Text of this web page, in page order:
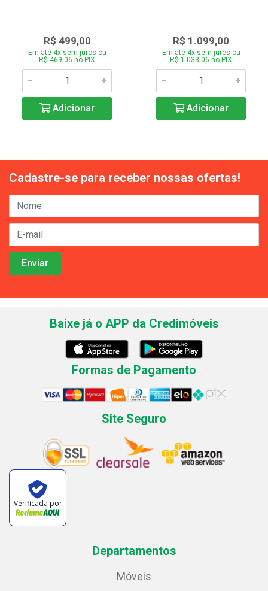
R$ 499,00
Em até 4x sem juros ou
R$ 469,06 no PIX
Adicionar
R$ 1.099,00
Em até 4x sem juros ou
R$ 1.033,06 no PIX
Adicionar
Cadastre-se para receber nossas ofertas!
Baixe já o APP da Credimóveis
Formas de Pagamento
Site Seguro
Verificada por
Departamentos
Móveis